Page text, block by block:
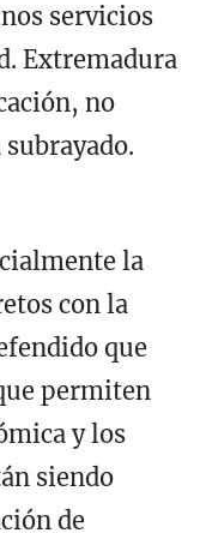
servicios
Extremadura
no
la
con la
que
permiten
y los
siendo
de